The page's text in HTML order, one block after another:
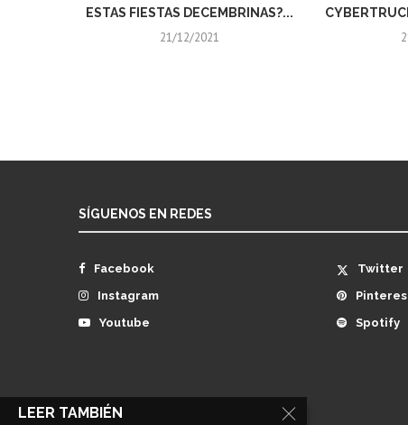
ESTAS FIESTAS DECEMBRINAS?...
21/12/2021
SÍGUENOS EN REDES
Facebook
Twitter
Instagram
Youtube
Spotify
LEER TAMBIÉN